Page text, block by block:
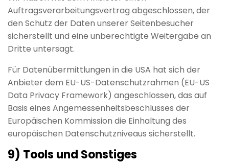
Auftragsverarbeitungsvertrag abgeschlossen, der
den Schutz der Daten unserer Seitenbesucher
sicherstellt und eine unberechtigte Weitergabe an
Dritte untersagt.
Für Datenübermittlungen in die USA hat sich der
Anbieter dem EU-US-Datenschutzrahmen (EU-US
Data Privacy Framework) angeschlossen, das auf
Basis eines Angemessenheitsbeschlusses der
Europäischen Kommission die Einhaltung des
europäischen Datenschutzniveaus sicherstellt.
9) Tools und Sonstiges